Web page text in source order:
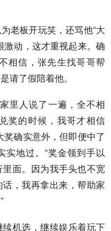
老板开玩笑，还骂他“大
激动，这才重视起来。确
相信，张先生找哥哥帮
请了假陪着他。
里人说了一遍，全不相
奖的时候，我哥才相信
奖确实意外，但即便中了
实地过。“奖金领到手以
面。因为我手头也不宽
，我再拿出来，帮助家
机选，继续娱乐着玩下